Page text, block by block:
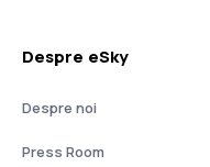
Despre eSky
Despre noi
Press Room